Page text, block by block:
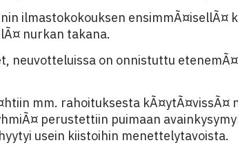
ilmastokokouksen
nurkan takana.
neuvotteluissa on onnistuttu
mm. rahoituksesta
perustettiin puimaan
usein kiistoihin menettelytavoista.